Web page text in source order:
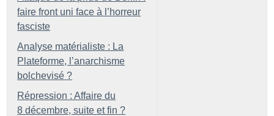
faire front uni face à l’horreur
fasciste
Analyse matérialiste : La
Plateforme, l’anarchisme
bolchevisé ?
Répression : Affaire du
8 décembre, suite et fin ?